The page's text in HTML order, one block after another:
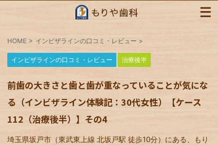
HOME > インビザラインの口コミ・レビュー >
インビザラインの口コミ・レビュー 治療後半
前歯の大きさと歯と歯が重なっていることが気にな
る（インビザライン体験記：30代女性）【ケース
112（治療後半）】その4
埼玉県坂戸市（東武東上線 北坂戸駅 徒歩10分）にある、もり